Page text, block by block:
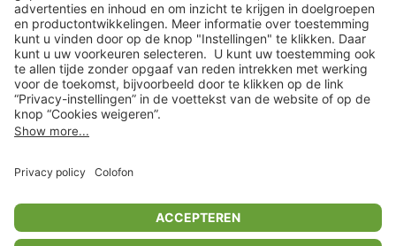
Acties
limango.de limango.pl